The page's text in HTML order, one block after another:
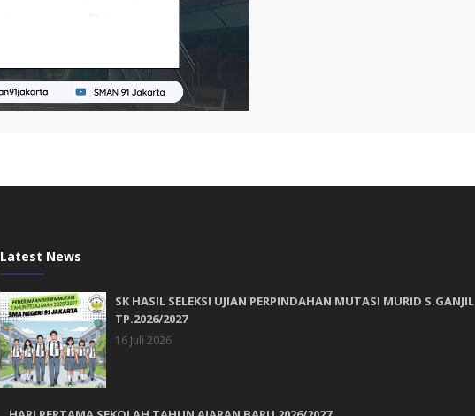
Latest News
SK HASIL SELEKSI UJIAN PERPINDAHAN MUTASI MURID S.GANJIL
TP.2026/2027
16 Juli 2026